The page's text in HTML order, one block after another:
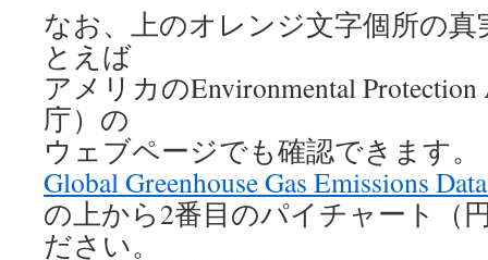
なお、上のオレンジ文字個所の
とえば
アメリカのEnvironmental
庁）の
ウェブページでも確認できます。
Global Greenhouse Gas Emissions
の上から2番目のパイチャート（
ださい。